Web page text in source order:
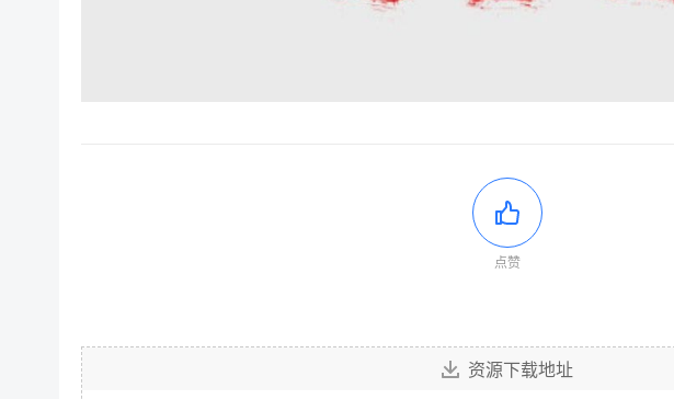
点赞
资源下载地址